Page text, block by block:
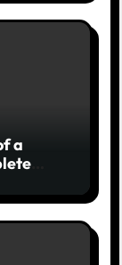
a